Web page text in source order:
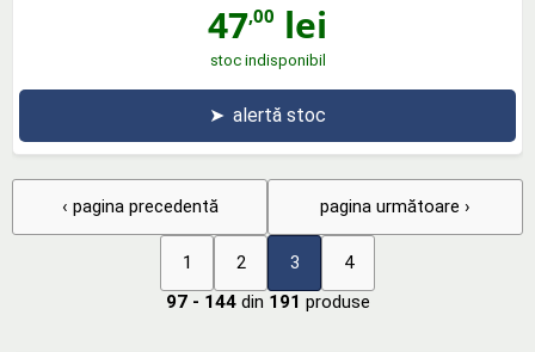
47,00 lei
stoc indisponibil
➤ alertă stoc
‹ pagina precedentă
1 2 3 4
pagina următoare ›
97 - 144din 191 produse